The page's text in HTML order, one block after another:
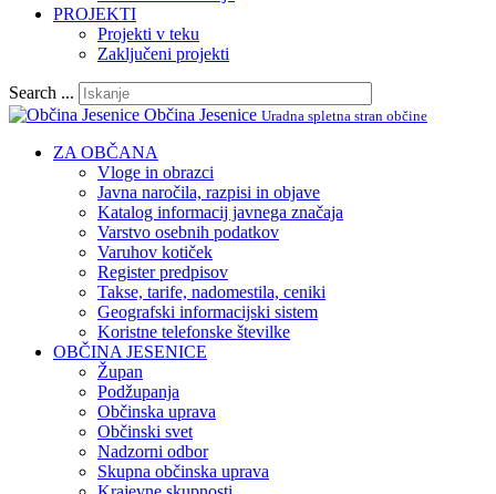
PROJEKTI
Projekti v teku
Zaključeni projekti
Search ...
Občina Jesenice Uradna spletna stran občine
ZA OBČANA
Vloge in obrazci
Javna naročila, razpisi in objave
Katalog informacij javnega značaja
Varstvo osebnih podatkov
Varuhov kotiček
Register predpisov
Takse, tarife, nadomestila, ceniki
Geografski informacijski sistem
Koristne telefonske številke
OBČINA JESENICE
Župan
Podžupanja
Občinska uprava
Občinski svet
Nadzorni odbor
Skupna občinska uprava